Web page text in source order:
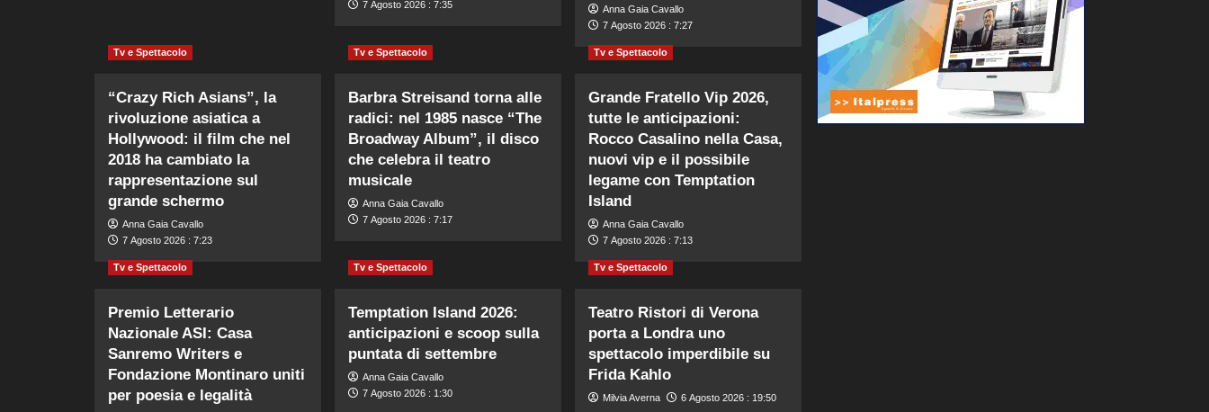
7 Agosto 2026 : 7:35
Anna Gaia Cavallo
7 Agosto 2026 : 7:27
Tv e Spettacolo
“Crazy Rich Asians”, la
rivoluzione asiatica a
Hollywood: il film che nel
2018 ha cambiato la
rappresentazione sul
grande schermo
Anna Gaia Cavallo
7 Agosto 2026 : 7:23
Tv e Spettacolo
Barbra Streisand torna alle
radici: nel 1985 nasce “The
Broadway Album”, il disco
che celebra il teatro
musicale
Anna Gaia Cavallo
7 Agosto 2026 : 7:17
Tv e Spettacolo
Grande Fratello Vip 2026,
tutte le anticipazioni:
Rocco Casalino nella Casa,
nuovi vip e il possibile
legame con Temptation
Island
Anna Gaia Cavallo
7 Agosto 2026 : 7:13
Tv e Spettacolo
Premio Letterario
Nazionale ASI: Casa
Sanremo Writers e
Fondazione Montinaro uniti
per poesia e legalità
Tv e Spettacolo
Temptation Island 2026:
anticipazioni e scoop sulla
puntata di settembre
Anna Gaia Cavallo
7 Agosto 2026 : 1:30
Tv e Spettacolo
Teatro Ristori di Verona
porta a Londra uno
spettacolo imperdibile su
Frida Kahlo
Milvia Averna 6 Agosto 2026 : 19:50